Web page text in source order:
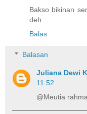
Bakso bikinan
deh
Balas
Balasan
Juliana Dewi
11.52
@Meutia